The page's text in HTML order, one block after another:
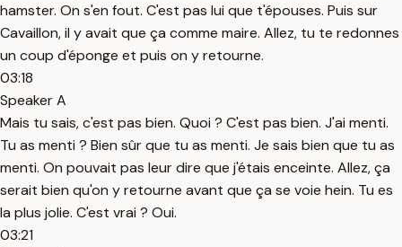
hamster. On s'en fout. C'est pas lui que t'épouses. Puis sur
Cavaillon, il y avait que ça comme maire. Allez, tu te redonnes
un coup d'éponge et puis on y retourne.
03:18
Speaker A
Mais tu sais, c'est pas bien. Quoi ? C'est pas bien. J'ai menti.
Tu as menti ? Bien sûr que tu as menti. Je sais bien que tu as
menti. On pouvait pas leur dire que j'étais enceinte. Allez, ça
serait bien qu'on y retourne avant que ça se voie hein. Tu es
la plus jolie. C'est vrai ? Oui.
03:21